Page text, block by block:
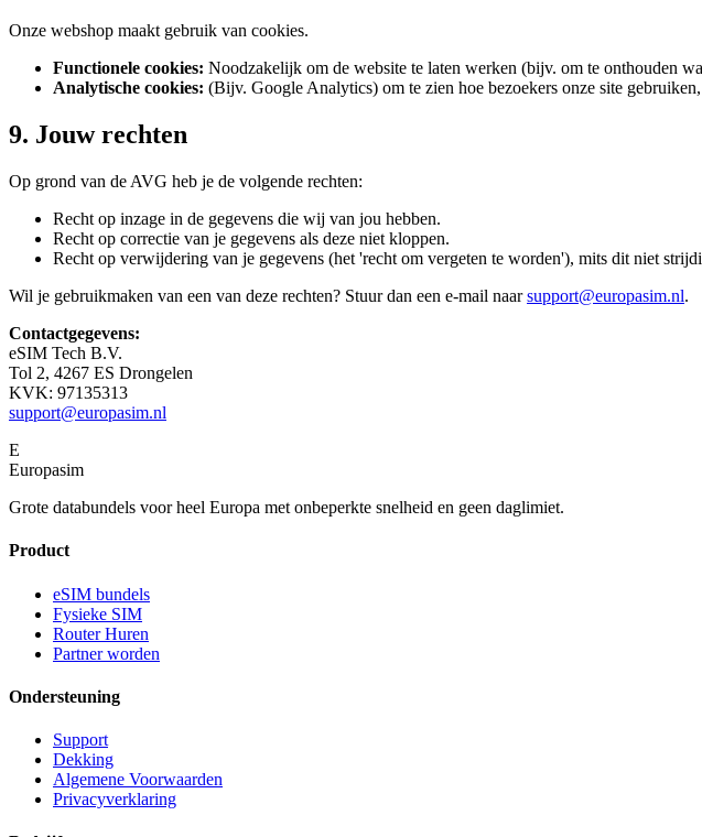
Onze webshop maakt gebruik van cookies.
Functionele cookies: Noodzakelijk om de website te laten werken (bijv. om te onthouden
Analytische cookies: (Bijv. Google Analytics) om te zien hoe bezoekers onze site
9. Jouw rechten
Op grond van de AVG heb je de volgende rechten:
Recht op inzage in de gegevens die wij van jou hebben.
Recht op correctie van je gegevens als deze niet kloppen.
Recht op verwijdering van je gegevens (het 'recht om vergeten te worden'), mits dit niet
Wil je gebruikmaken van een van deze rechten? Stuur dan een e-mail naar support@europasim.nl.
Contactgegevens:
eSIM Tech B.V.
Tol 2, 4267 ES Drongelen
KVK: 97135313
support@europasim.nl
E
Europasim
Grote databundels voor heel Europa met onbeperkte snelheid en geen daglimiet.
Product
eSIM bundels
Fysieke SIM
Router Huren
Partner worden
Ondersteuning
Support
Dekking
Algemene Voorwaarden
Privacyverklaring